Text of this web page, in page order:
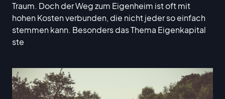
Traum. Doch der Weg zum Eigenheim ist oft mit
hohen Kosten verbunden, die nicht jeder so einfach
stemmen kann. Besonders das Thema Eigenkapital
ste